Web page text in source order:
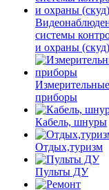
системы
и охраны (скуд)
Измерительные
приборы
Кабель, шнуры
Отдых,туризм
Пульты ДУ